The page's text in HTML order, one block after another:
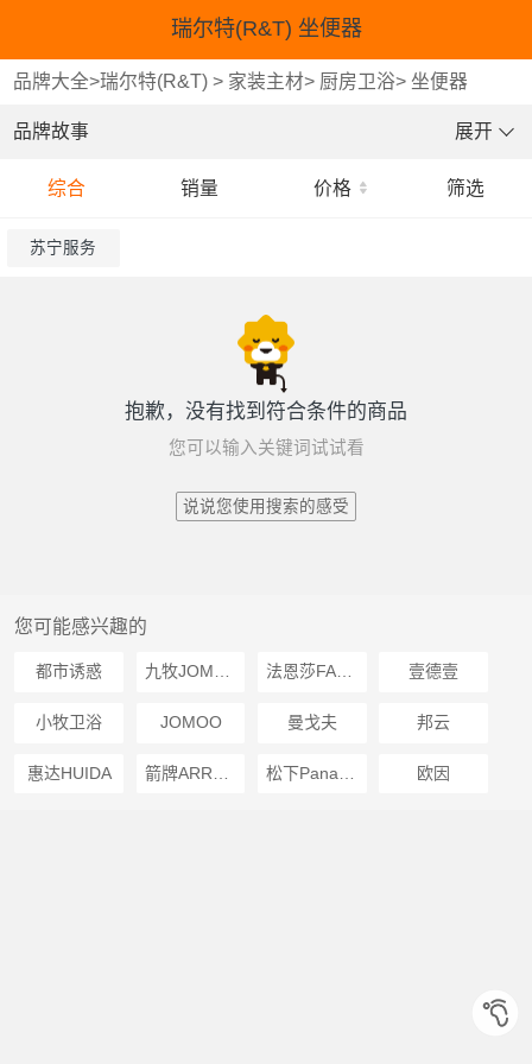
瑞尔特(R&T) 坐便器
品牌大全>瑞尔特(R&T) > 家装主材> 厨房卫浴> 坐便器
品牌故事 展开
综合 销量 价格 筛选
苏宁服务
抱歉，没有找到符合条件的商品
您可以输入关键词试试看
说说您使用搜索的感受
您可能感兴趣的
都市诱惑 法恩莎FAENZA 壹德壹
小牧卫浴 JOMOO 曼戈夫 邦云
惠达HUIDA 欧因